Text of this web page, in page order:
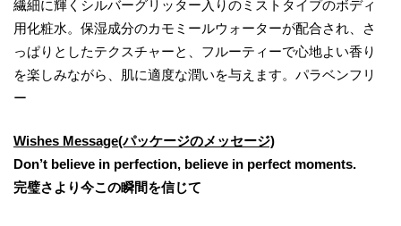
繊細に輝くシルバーグリッター入りのミストタイプのボディ
用化粧水。保湿成分のカモミールウォーターが配合され、さ
っぱりとしたテクスチャーと、フルーティーで心地よい香り
を楽しみながら、肌に適度な潤いを与えます。パラベンフリ
ー
Wishes Message(パッケージのメッセージ)
Don’t believe in perfection, believe in perfect moments.
完璧さより今この瞬間を信じて